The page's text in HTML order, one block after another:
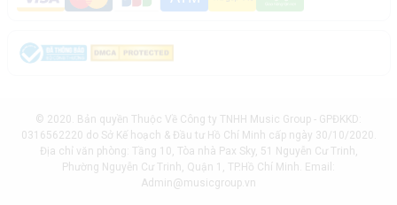
© 2020. Bản quyền Thuộc Về Công ty TNHH Music Group - GPĐKKD:
0316562220 do Sở Kế hoạch & Đầu tư Hồ Chí Minh cấp ngày 30/10/2020.
Địa chỉ văn phòng: Tầng 10, Tòa nhà Pax Sky, 51 Nguyễn Cư Trinh,
Phường Nguyễn Cư Trinh, Quận 1, TP.Hồ Chí Minh. Email:
Admin@musicgroup.vn